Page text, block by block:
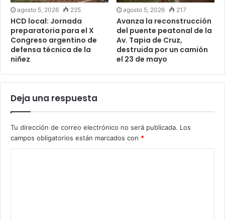
agosto 5, 2026 225
HCD local: Jornada
preparatoria para el X
Congreso argentino de
defensa técnica de la
niñez
agosto 5, 2026 217
Avanza la reconstrucción
del puente peatonal de la
Av. Tapia de Cruz,
destruida por un camión
el 23 de mayo
Deja una respuesta
Tu dirección de correo electrónico no será publicada. Los
campos obligatorios están marcados con *